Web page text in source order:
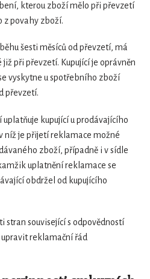
kterou zboží mělo při převzetí
z povahy zboží.
šesti měsíců od převzetí, má
při převzetí. Kupující je oprávněn
vyskytne u spotřebního zboží
převzetí.
uplatňuje kupující u prodávajícího
níž je přijetí reklamace možné
zboží, případně i v sídle
uplatnění reklamace se
obdržel od kupujícího
stran související s odpovědností
reklamační řád